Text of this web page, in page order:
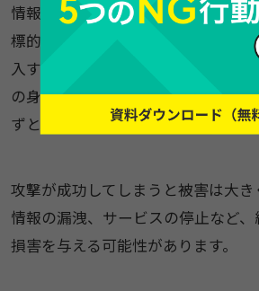
情報を調べたり、ソーシャルエン
標的のアカウント情報を窃取した
入するための入念な準備を行いま
の身辺を調べ上げた上で最適な戦
ずと攻撃の成功率が高くなるのです
攻撃が成功してしまうと被害は大
情報の漏洩、サービスの停止など
損害を与える可能性があります。​